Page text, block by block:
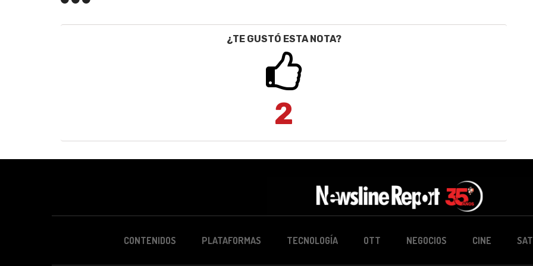
¿TE GUSTÓ ESTA NOTA?
2
CONTENIDOS PLATAFORMAS TECNOLOGÍA OTT NEGOCIOS CINE